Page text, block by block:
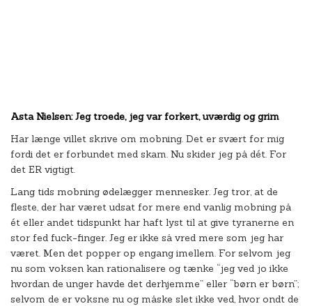
Asta Nielsen: Jeg troede, jeg var forkert, uværdig og grim
Har længe villet skrive om mobning. Det er svært for mig
fordi det er forbundet med skam. Nu skider jeg på dét. For
det ER vigtigt.
Lang tids mobning ødelægger mennesker. Jeg tror, at de
fleste, der har været udsat for mere end vanlig mobning på
ét eller andet tidspunkt har haft lyst til at give tyranerne en
stor fed fuck-finger. Jeg er ikke så vred mere som jeg har
været. Men det popper op engang imellem. For selvom jeg
nu som voksen kan rationalisere og tænke “jeg ved jo ikke
hvordan de unger havde det derhjemme” eller “børn er børn”;
selvom de er voksne nu og måske slet ikke ved, hvor ondt de